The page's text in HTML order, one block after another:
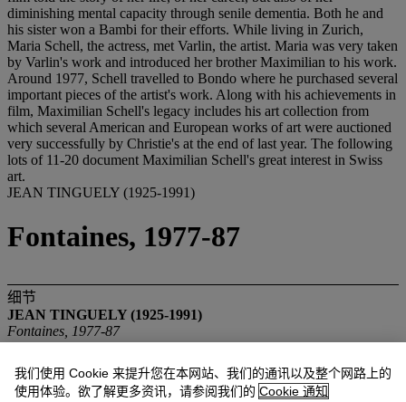
diminishing mental capacity through senile dementia. Both he and
his sister won a Bambi for their efforts. While living in Zurich,
Maria Schell, the actress, met Varlin, the artist. Maria was very taken
by Varlin's work and introduced her brother Maximilian to his work.
Around 1977, Schell travelled to Bondo where he purchased several
important pieces of the artist's work. Along with his achievements in
film, Maximilian Schell's legacy includes his art collection from
which several American and European works of art were auctioned
very successfully by Christie's at the end of last year. The following
lots of 11-20 document Maximilian Schell's great interest in Swiss
art.
JEAN TINGUELY (1925-1991)
Fontaines, 1977-87
细节
JEAN TINGUELY (1925-1991)
Fontaines, 1977-87
unten rechts signiert und datiert'Jean Tinguely 1977-87', mittig
dediziert
'für Maximilian Schell' und links nummeriert '45/120'
Radierung, Nr. 45/120
22,5 x 33,8 cm
我们使用 Cookie 来提升您在本网站、我们的通讯以及整个网路上的
使用体验。欲了解更多资讯，请参阅我们的 Cookie 通知